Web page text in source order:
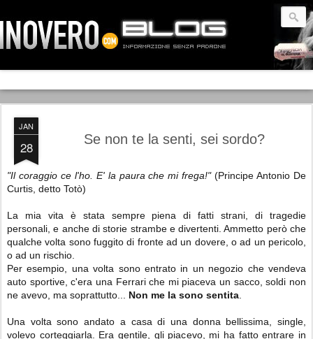
JAN
28 Se non te la senti, sei sordo?
"Il coraggio ce l'ho. E' la paura che mi frega!"(Principe Antonio De
Curtis, detto Totò)
La mia vita è stata sempre piena di fatti strani, di tragedie
personali, e anche di storie strambe e divertenti. Ammetto però che
qualche volta sono fuggito di fronte ad un dovere, o ad un pericolo,
o ad un rischio.
Per esempio, una volta sono entrato in un negozio che vendeva
auto sportive, c'era una Ferrari che mi piaceva un sacco, soldi non
ne avevo, ma soprattutto... Non me la sono sentita
Una volta sono andato a casa di una donna bellissima, single,
volevo corteggiarla. Era gentile, gli piacevo, mi ha fatto entrare in